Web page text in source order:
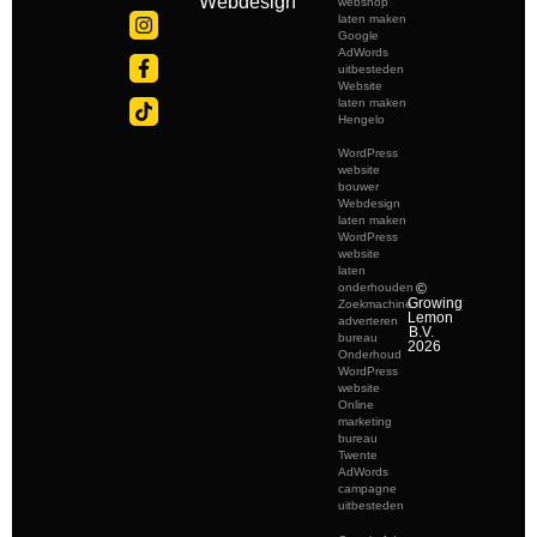
laten maken
Google
AdWords
uitbesteden
Website
laten maken
Hengelo
WordPress
website
bouwer
Webdesign
laten maken
WordPress
website
laten
onderhouden
Zoekmachine
adverteren
bureau
Onderhoud
WordPress
website
Online
marketing
bureau
Twente
AdWords
campagne
uitbesteden
©
Growing
Lemon
B.V.
2026